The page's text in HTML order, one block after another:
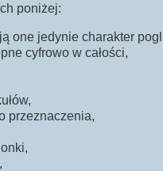
poniżej:
one jedynie charakter
cyfrowo w całości,
przeznaczenia,